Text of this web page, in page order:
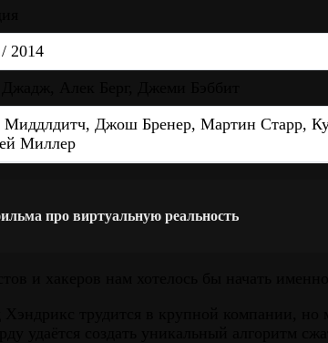
Миддлдитч, Джош Бренер, Мартин Старр,
Миллер
про виртуальную реальность